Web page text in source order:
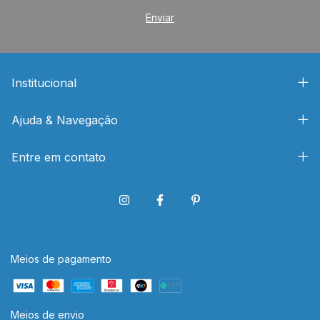
Institucional
Ajuda & Navegação
Entre em contato
Meios de pagamento
Meios de envio